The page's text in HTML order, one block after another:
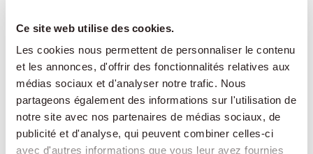
Ce site web utilise des cookies.
Les cookies nous permettent de personnaliser le contenu
et les annonces, d'offrir des fonctionnalités relatives aux
médias sociaux et d'analyser notre trafic. Nous
partageons également des informations sur l'utilisation de
notre site avec nos partenaires de médias sociaux, de
publicité et d'analyse, qui peuvent combiner celles-ci
avec d'autres informations que vous leur avez fournies
sécurité sans devoir déménager en
établissement médico-social.
Aide à domicile
Cuisine, ménage, lessive ou courses : nous
vous aidons dans les tâches quotidiennes afin